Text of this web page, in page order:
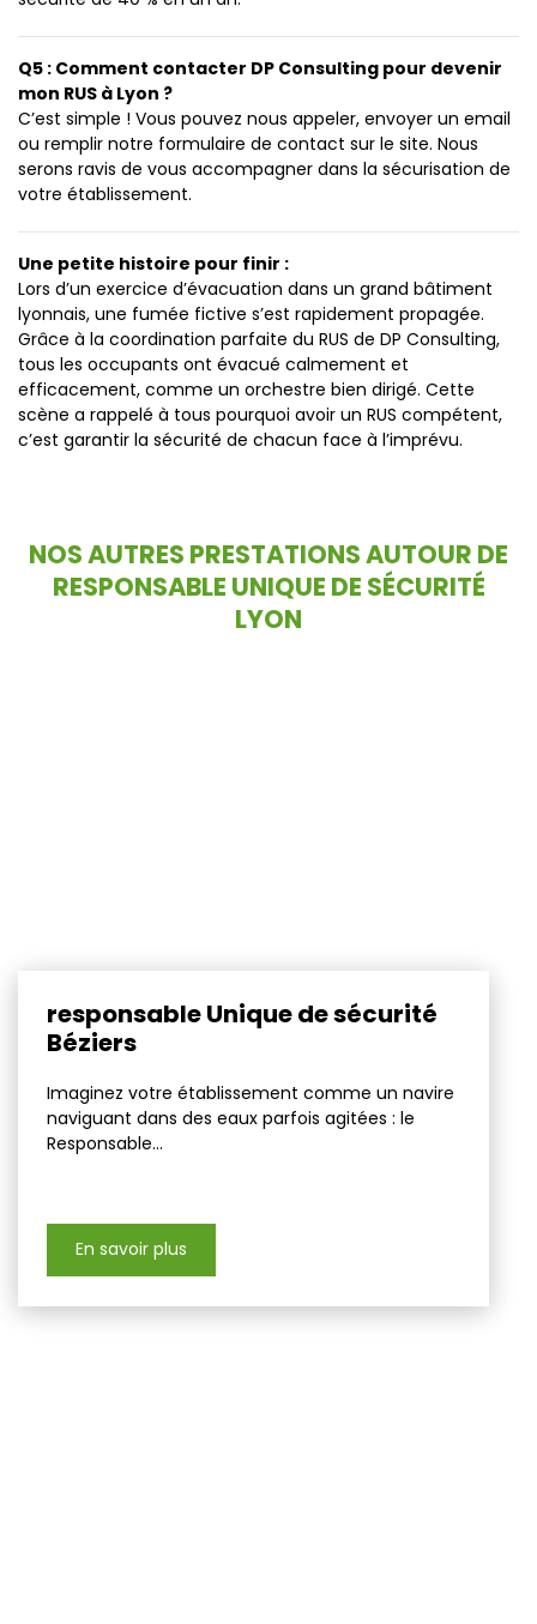
Q5 : Comment contacter DP Consulting pour devenir
mon RUS à Lyon ?
C’est simple ! Vous pouvez nous appeler, envoyer un email
ou remplir notre formulaire de contact sur le site. Nous
serons ravis de vous accompagner dans la sécurisation de
votre établissement.
Une petite histoire pour finir :
Lors d’un exercice d’évacuation dans un grand bâtiment
lyonnais, une fumée fictive s’est rapidement propagée.
Grâce à la coordination parfaite du RUS de DP Consulting,
tous les occupants ont évacué calmement et
efficacement, comme un orchestre bien dirigé. Cette
scène a rappelé à tous pourquoi avoir un RUS compétent,
c’est garantir la sécurité de chacun face à l’imprévu.
NOS AUTRES PRESTATIONS AUTOUR DE
RESPONSABLE UNIQUE DE SÉCURITÉ
LYON
responsable Unique de sécurité
Béziers
Imaginez votre établissement comme un navire
naviguant dans des eaux parfois agitées : le
Responsable...
En savoir plus